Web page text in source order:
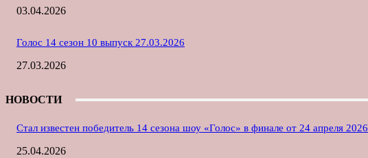
03.04.2026
Голос 14 сезон 10 выпуск 27.03.2026
27.03.2026
НОВОСТИ
Стал известен победитель 14 сезона шоу «Голос» в финале от 24 апреля 2026
25.04.2026